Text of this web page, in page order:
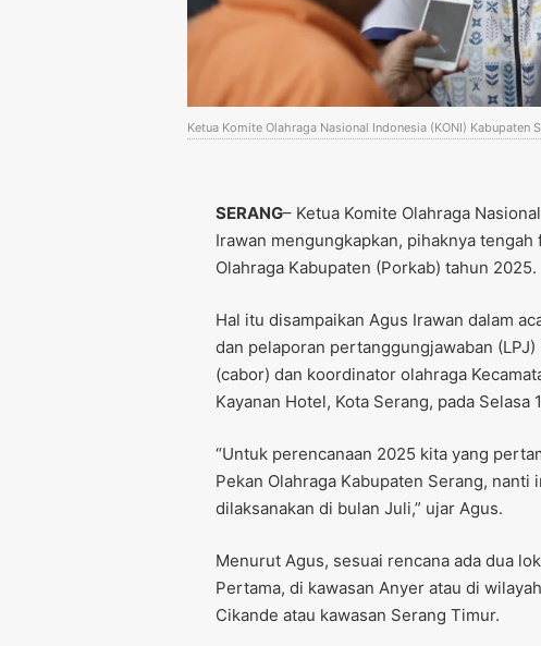
Ketua Komite Olahraga Nasional Indonesia (KONI) Kabupaten
SERANG– Ketua Komite Olahraga
Irawan mengungkapkan, pihaknya
Olahraga Kabupaten (Porkab) tahun 2025.
Hal itu disampaikan Agus Irawan dalam
dan pelaporan pertanggungjawaban
(cabor) dan koordinator olahraga
Kayanan Hotel, Kota Serang, pada Selasa
“Untuk perencanaan 2025 kita yang
Pekan Olahraga Kabupaten Serang,
dilaksanakan di bulan Juli,” ujar Agus.
Menurut Agus, sesuai rencana ada dua
Pertama, di kawasan Anyer atau di
Cikande atau kawasan Serang Timur.